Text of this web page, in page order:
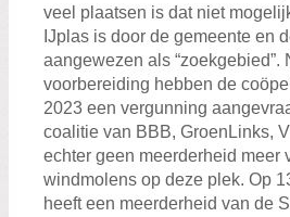
veel plaatsen is dat niet
IJplas is door de gemeente en
aangewezen als “zoekgebied”.
voorbereiding hebben de
2023 een vergunning
coalitie van BBB, GroenLinks,
echter geen meerderheid meer
windmolens op deze plek. Op
heeft een meerderheid van de